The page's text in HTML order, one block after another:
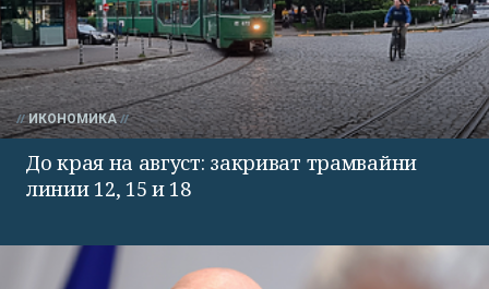
ИКОНОМИКА
До края на август: закриват трамвайни
линии 12, 15 и 18